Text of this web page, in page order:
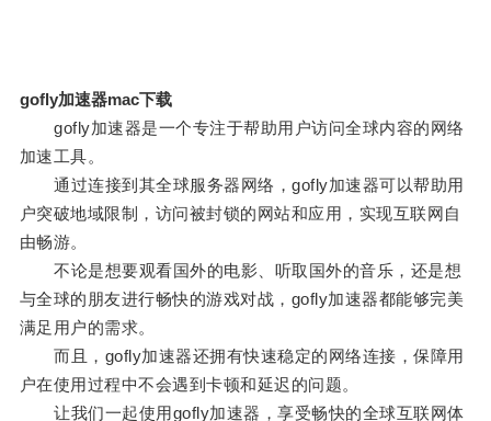
gofly加速器mac下载
gofly加速器是一个专注于帮助用户访问全球内容的网络
加速工具。
通过连接到其全球服务器网络，gofly加速器可以帮助用
户突破地域限制，访问被封锁的网站和应用，实现互联网自
由畅游。
不论是想要观看国外的电影、听取国外的音乐，还是想
与全球的朋友进行畅快的游戏对战，gofly加速器都能够完美
满足用户的需求。
而且，gofly加速器还拥有快速稳定的网络连接，保障用
户在使用过程中不会遇到卡顿和延迟的问题。
让我们一起使用gofly加速器，享受畅快的全球互联网体